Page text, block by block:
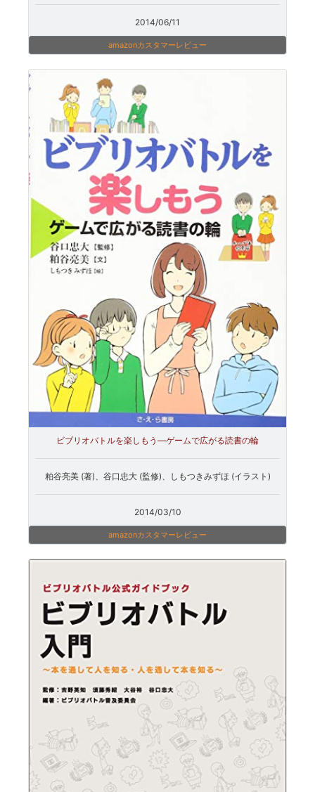
2014/06/11
amazonカスタマーレビュー
ビブリオバトルを楽しもう―ゲームで広がる読書の輪
粕谷亮美 (著)、谷口忠大 (監修)、しもつきみずほ (イラスト)
2014/03/10
amazonカスタマーレビュー